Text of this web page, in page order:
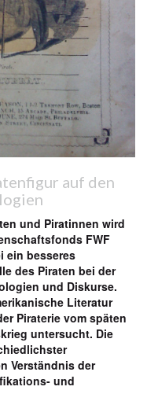
auf den
und Piratinnen wird
FWF
ein besseres
des Piraten bei der
und Diskurse.
Literatur
Piraterie vom späten
untersucht. Die
Verständnis der
und